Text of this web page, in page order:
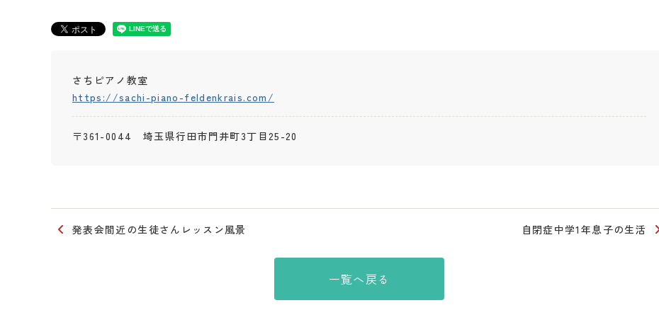
さちピアノ教室
https://sachi-piano-feldenkrais.com/
〒361-0044 埼玉県行田市門井町3丁目25-20
発表会間近の生徒さんレッスン風景 自閉症中学1年息子の生活
一覧へ戻る